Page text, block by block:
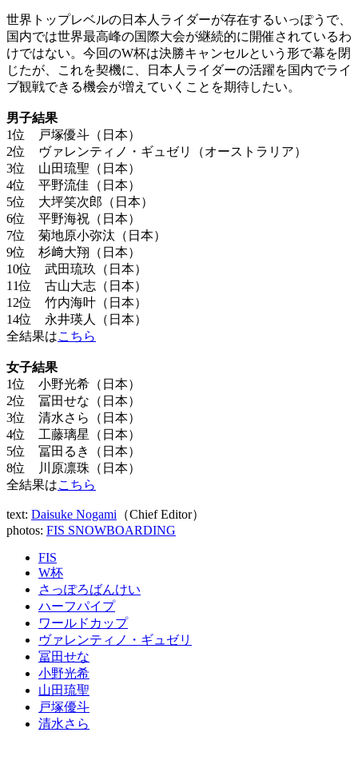
世界トップレベルの日本人ライダーが存在するいっぽうで、
国内では世界最高峰の国際大会が継続的に開催されているわ
けではない。今回のW杯は決勝キャンセルという形で幕を閉
じたが、これを契機に、日本人ライダーの活躍を国内でライ
ブ観戦できる機会が増えていくことを期待したい。
男子結果
1位 戸塚優斗（日本）
2位 ヴァレンティノ・ギュゼリ（オーストラリア）
3位 山田琉聖（日本）
4位 平野流佳（日本）
5位 大坪笑次郎（日本）
6位 平野海祝（日本）
7位 菊地原小弥汰（日本）
9位 杉﨑大翔（日本）
10位 武田琉玖（日本）
11位 古山大志（日本）
12位 竹内海叶（日本）
14位 永井瑛人（日本）
全結果はこちら
女子結果
1位 小野光希（日本）
2位 冨田せな（日本）
3位 清水さら（日本）
4位 工藤璃星（日本）
5位 冨田るき（日本）
8位 川原凛珠（日本）
全結果はこちら
text: Daisuke Nogami （Chief Editor）
photos: FIS SNOWBOARDING
FIS
W杯
さっぽろばんけい
ハーフパイプ
ワールドカップ
ヴァレンティノ・ギュゼリ
冨田せな
小野光希
山田琉聖
戸塚優斗
清水さら